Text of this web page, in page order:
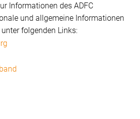
Informationen des ADFC
und allgemeine Informationen
folgenden Links: